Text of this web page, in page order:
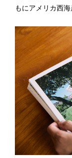
もにアメリカ西